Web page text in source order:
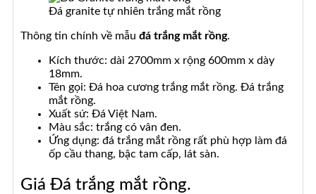
Đá granite tự nhiên trắng mắt rồng
Thông tin chính về mẫu đá trắng mắt rồng.
Kích thước: dài 2700mm x rộng 600mm x dày
18mm.
Tên gọi: Đá hoa cương trắng mắt rồng. Đá trắng
mắt rồng.
Xuất sứ: Đá Việt Nam.
Màu sắc: trắng có vân đen.
Ứng dụng: đá trắng mắt rồng rất phù hợp làm đá
ốp cầu thang, bậc tam cấp, lát sàn.
Giá Đá trắng mắt rồng.